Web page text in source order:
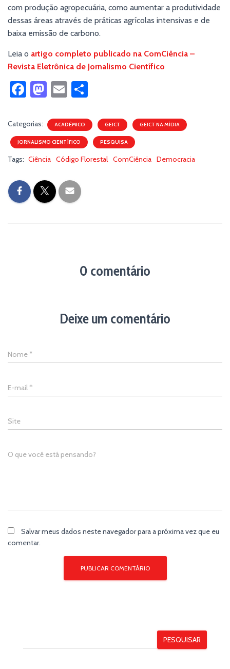
com produção agropecuária, como aumentar a produtividade
dessas áreas através de práticas agrícolas intensivas e de
baixa emissão de carbono.
Leia o artigo completo publicado na ComCiência –
Revista Eletrônica de Jornalismo Científico
Fa
b
o
ok
M
to
d
o
E
ail ar
e
Categorias: ACADÊMICO GEICT GEICT NA MÍDIA
JORNALISMO CIENTÍFICO PESQUISA
Tags: Ciência Código Florestal ComCiência Democracia
0 comentário
Deixe um comentário
Nome *
E-mail *
Site
O que você está pensando?
Salvar meus dados neste navegador para a próxima vez que eu
comentar.
PESQUISAR